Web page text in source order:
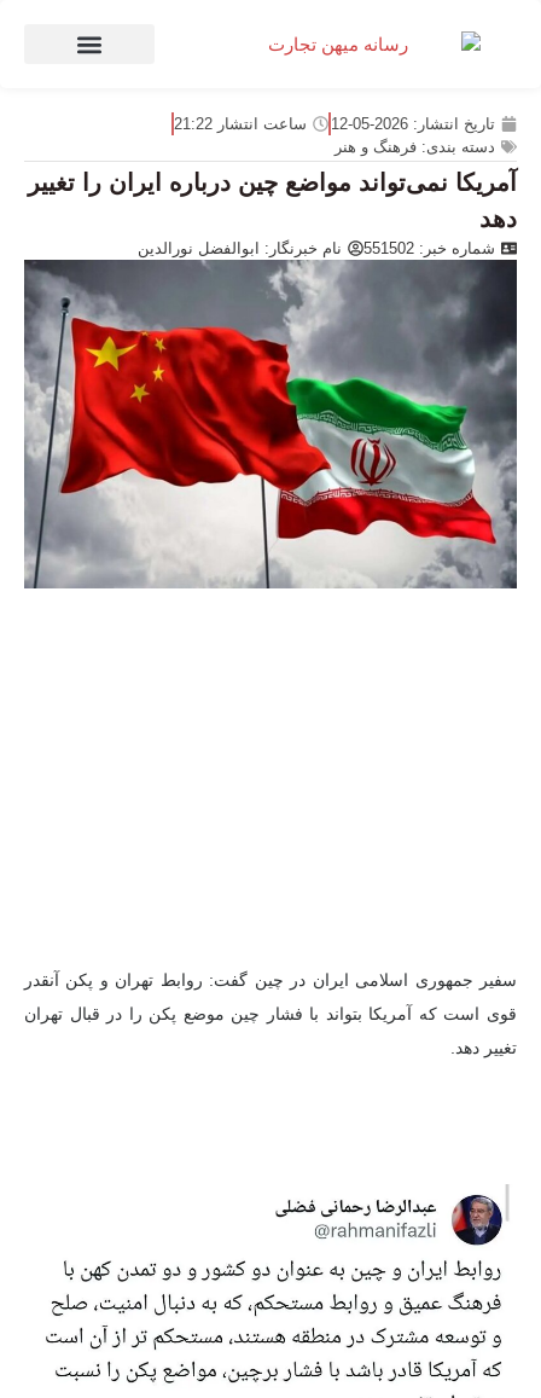
تاریخ انتشار: 2026-05-12 ساعت انتشار 21:22
دسته بندی: فرهنگ و هنر
آمریکا نمی‌تواند مواضع چین درباره ایران را تغییر
دهد
شماره خبر: 551502 نام خبرنگار: ابوالفضل نورالدین
سفیر جمهوری اسلامی ایران در چین گفت: روابط تهران و پکن آنقدر
قوی است که آمریکا بتواند با فشار چین موضع پکن را در قبال تهران
تغییر دهد.